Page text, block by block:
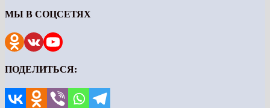
МЫ В СОЦСЕТЯХ
ПОДЕЛИТЬСЯ: